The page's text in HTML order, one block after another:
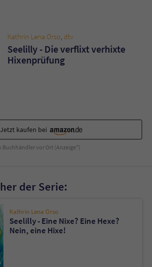
Kathrin Lena Orso, dtv
Seelilly - Die verflixt verhixte
Hixenprüfung
Jetzt kaufen bei
vor Ort (Anzeige*)
der Serie:
Kathrin Lena Orso
Seelilly - Eine Nixe? Eine Hexe?
Nein, eine Hixe!
Benutzer. Es wird benötigt um z. B. den
Sicherheitscode des Kontaktformulars zu
überprüfen.